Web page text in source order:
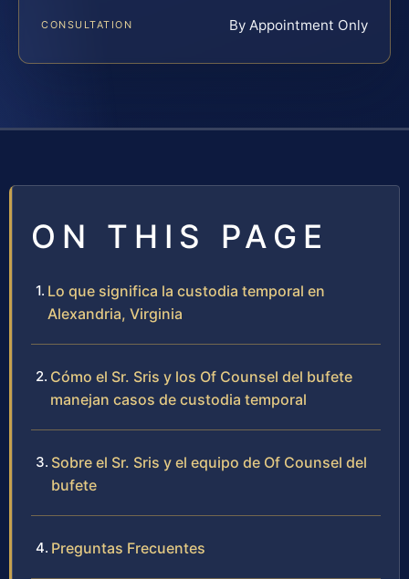
CONSULTATION By Appointment Only
ON THIS PAGE
Lo que significa la custodia temporal en
Alexandria, Virginia
Cómo el Sr. Sris y los Of Counsel del bufete
manejan casos de custodia temporal
Sobre el Sr. Sris y el equipo de Of Counsel del
bufete
Preguntas Frecuentes